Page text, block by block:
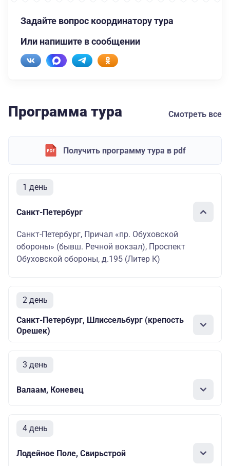
Задайте вопрос координатору тура
Или напишите в сообщении
Программа тура Смотреть все
Получить программу тура в pdf
1 день
Санкт-Петербург
Санкт-Петербург, Причал «пр. Обуховской
обороны» (бывш. Речной вокзал), Проспект
Обуховской обороны, д.195 (Литер К)
2 день
Санкт-Петербург, Шлиссельбург (крепость
Орешек)
3 день
Валаам, Коневец
4 день
Лодейное Поле, Свирьстрой